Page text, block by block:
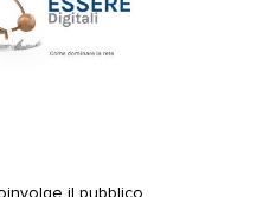
il pubblico